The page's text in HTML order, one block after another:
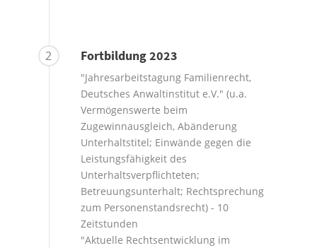
2 Fortbildung 2023
"Jahresarbeitstagung Familienrecht,
Deutsches Anwaltinstitut e.V." (u.a.
Vermögenswerte beim
Zugewinnausgleich, Abänderung
Unterhaltstitel; Einwände gegen die
Leistungsfähigkeit des
Unterhaltsverpflichteten;
Betreuungsunterhalt; Rechtsprechung
zum Personenstandsrecht) - 10
Zeitstunden
"Aktuelle Rechtsentwicklung im